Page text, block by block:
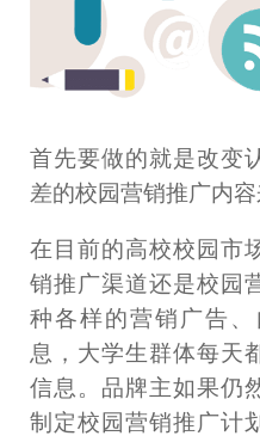
首先要做的就是改变
差的校园营销推广内
在目前的高校校园市
销推广渠道还是校园
种各样的营销广告
息，大学生群体每天
信息。品牌主如果仍
制定校园营销推广计